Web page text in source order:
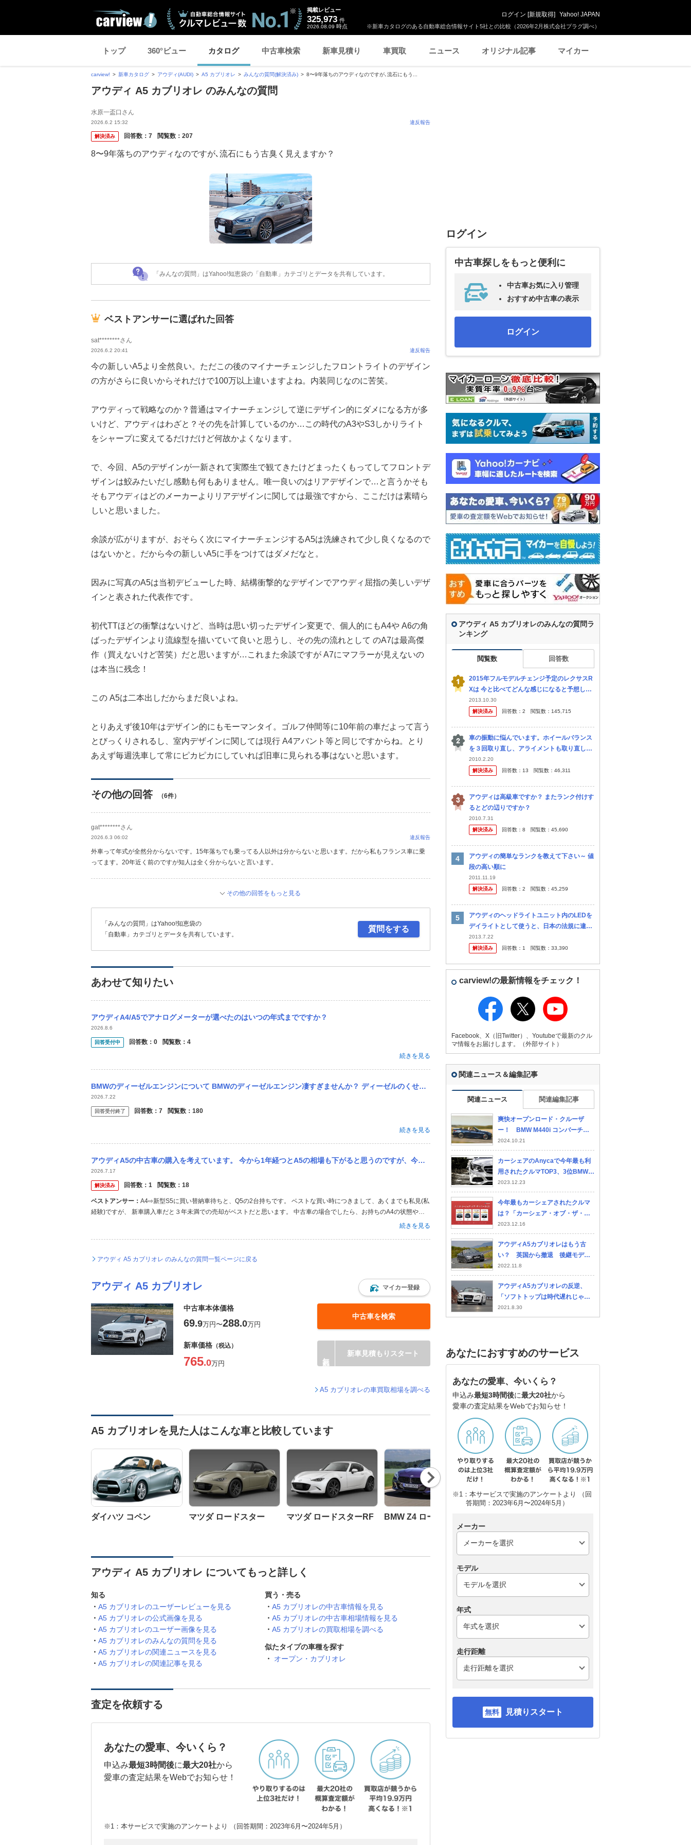
※新車カタログのある自動車総合情報サイト5社との比較（2026年2月株式会社プラグ調べ）
掲載レビュー
325,973 件
2026.08.09 時点
ログイン [新規取得] Yahoo! JAPAN
トップ 360°ビュー カタログ 中古車検索 新車見積り 車買取 ニュース オリジナル記事 マイカー
carview! 新車カタログ アウディ(AUDI) A5 カブリオレ みんなの質問(解決済み) 8〜9年落ちのアウディなのですが､流石にもう...
アウディ A5 カブリオレ のみんなの質問
水原一盃口さん
2026.6.2 15:32 違反報告
解決済み 回答数： 7 閲覧数： 207
8〜9年落ちのアウディなのですが､流石にもう古臭く見えますか？
「みんなの質問」はYahoo!知恵袋の「自動車」カテゴリとデータを共有しています。
ベストアンサーに選ばれた回答
sat********さん
2026.6.2 20:41 違反報告
今の新しいA5より全然良い。ただこの後のマイナーチェンジしたフロントライトのデザイン
の方がさらに良いからそれだけで100万以上違いますよね。内装同じなのに苦笑。
アウディって戦略なのか？普通はマイナーチェンジして逆にデザイン的にダメになる方が多
いけど、アウディはわざと？その先を計算しているのか…この時代のA3やS3しかりライト
をシャープに変えてるだけだけど何故かよくなります。
で、今回、A5のデザインが一新されて実際生で観てきたけどまったくもってしてフロントデ
ザインは鮫みたいだし感動も何もありません。唯一良いのはリアデザインで…と言うかそも
そもアウディはどのメーカーよりリアデザインに関しては最強ですから、ここだけは素晴ら
しいと思いました。
余談が広がりますが、おそらく次にマイナーチェンジするA5は洗練されて少し良くなるので
はないかと。だから今の新しいA5に手をつけてはダメだなと。
因みに写真のA5は当初デビューした時、結構衝撃的なデザインでアウディ屈指の美しいデザ
インと表された代表作です。
初代TTほどの衝撃はないけど、当時は思い切ったデザイン変更で、個人的にもA4や A6の角
ばったデザインより流線型を描いていて良いと思うし、その先の流れとして のA7は最高傑
作（買えないけど苦笑）だと思いますが…これまた余談ですが A7にマフラーが見えないの
は本当に残念！
この A5は二本出しだからまだ良いよね。
とりあえず後10年はデザイン的にもモーマンタイ。ゴルフ仲間等に10年前の車だよって言う
とびっくりされるし、室内デザインに関しては現行 A4アバント等と同じですからね。とり
あえず毎週洗車して常にピカピカにしていれば旧車に見られる事はないと思います。
その他の回答 （6件）
gat********さん
2026.6.3 06:02 違反報告
外車って年式が全然分からないです。15年落ちでも乗ってる人以外は分からないと思います。だから私もフランス車に乗
ってます。20年近く前のですが知人は全く分からないと言います。
その他の回答をもっと見る
「みんなの質問」はYahoo!知恵袋の
「自動車」カテゴリとデータを共有しています。
質問をする
あわせて知りたい
アウディA4/A5でアナログメーターが選べたのはいつの年式までですか？
2026.8.6
回答受付中 回答数： 0 閲覧数： 4
続きを見る
BMWのディーゼルエンジンについて BMWのディーゼルエンジン凄すぎませんか？ ディーゼルのくせに無駄に吹け上がりいいし、ディーゼルのくせにガソリンエンジンのように回るし、ディーゼルエンジンのく...
2026.7.22
回答受付終了 回答数： 7 閲覧数： 180
続きを見る
アウディA5の中古車の購入を考えています。 今から1年経つとA5の相場も下がると思うのですが、今乗っているA4の下取り価格も下がるので、結局総支払額はそんなに変わらないのでしょうか？ ドイツ車の...
2026.7.17
解決済み 回答数： 1 閲覧数： 18
ベストアンサー： A4⇨新型S5に買い替納車待ちと、Q5の2台持ちです。 ベストな買い時につきまして、あくまでも私見(私
経験)ですが、 新車購入車だと３年未満での売却がベストだと思います。 中古車の場合でしたら、お持ちのA4の状態や年
式にもよると思いますが、 狙っているA5の価格が下がるよりも、A4自体の価値の下落が早い為、 可能でしたらA4を早く
続きを見る
アウディ A5 カブリオレ のみんなの質問一覧ページに戻る
アウディ A5 カブリオレ マイカー登録
中古車本体価格
69.9万円〜288.0万円
中古車を検索
新車価格 （税込）
765.0万円
新車見積もりスタート
A5 カブリオレの車買取相場を調べる
A5 カブリオレを見た人はこんな車と比較しています
ダイハツ コペン マツダ ロードスター マツダ ロードスターRF BMW Z4 ロードスター
Nex
t
アウディ A5 カブリオレ についてもっと詳しく
知る
A5 カブリオレのユーザーレビューを見る
A5 カブリオレの公式画像を見る
A5 カブリオレのユーザー画像を見る
A5 カブリオレのみんなの質問を見る
A5 カブリオレの関連ニュースを見る
A5 カブリオレの関連記事を見る
買う・売る
A5 カブリオレの中古車情報を見る
A5 カブリオレの中古車相場情報を見る
A5 カブリオレの買取相場を調べる
似たタイプの車種を探す
オープン・カブリオレ
査定を依頼する
あなたの愛車、今いくら？
申込み最短3時間後に最大20社から
愛車の査定結果をWebでお知らせ！
※1：本サービスで実施のアンケートより （回答期間：2023年6月〜2024年5月）
ログイン
中古車探しをもっと便利に
中古車お気に入り管理
おすすめ中古車の表示
ログイン
アウディ A5 カブリオレのみんなの質問ラ
ンキング
閲覧数 回答数
2015年フルモデルチェンジ予定のレクサスR
Xは 今と比べてどんな感じになると予想しま
すか？ 450ｈを乗っていますが、乗換えを検
討しています。 先日、GS300ｈを試乗して
2013.10.30
解決済み
回答数： 2 閲覧数： 145,715
車の振動に悩んでいます。ホイールバランス
を３回取り直し、アライメントも取り直しし
ました。ホイールバランスは、取り直す毎に
少しづつ振動は小さくなっているように感じ
2010.2.20
解決済み
回答数： 13 閲覧数： 46,311
アウディは高級車ですか？ またランク付けす
るとどの辺りですか？
2010.7.31
解決済み
回答数： 8 閲覧数： 45,690
アウディの簡単なランクを教えて下さい～ 値
段の高い順に
2011.11.19
解決済み
回答数： 2 閲覧数： 45,259
アウディのヘッドライトユニット内のLEDを
デイライトとして使うと、日本の法規に違反
することになると聞きました。その理由をご
存じの方、ご教示頂ければ幸いです。よろし
2013.7.22
解決済み
回答数： 1 閲覧数： 33,390
carview!の最新情報をチェック！
Facebook、X（旧Twitter）、Youtubeで最新のクル
マ情報をお届けします。（外部サイト）
関連ニュース＆編集記事
関連ニュース 関連編集記事
爽快オープンロード・クルーザ
ー！ BMW M440i コンバーチブ
ルへ試乗 420iとM4のギャップを
埋める
2024.10.21
カーシェアのAnycaで今年最も利
用されたクルマTOP3、3位BMW
「Z4」、2位マツダ「アクセラス
ポーツ」、1位は？
2023.12.23
今年最もカーシェアされたクルマ
は？「カーシェア・オブ・ザ・イ
ヤー2023」発表 エニカ
2023.12.16
アウディA5カブリオレはもう古
い？ 英国から撤退 後継モデル
も未確定
2022.11.8
アウディA5カブリオレの反逆、
「ソフトトップは時代遅れじゃな
い」【10年ひと昔の新車】
2021.8.30
あなたにおすすめのサービス
あなたの愛車、今いくら？
申込み最短3時間後に最大20社から
愛車の査定結果をWebでお知らせ！
※1：本サービスで実施のアンケートより （回
答期間：2023年6月〜2024年5月）
メーカー
モデル
年式
走行距離
見積りスタート